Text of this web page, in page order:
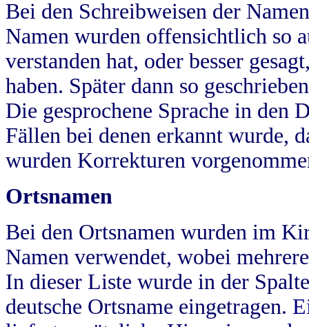
Bei den Schreibweisen der
Namen wurden offensichtlich so
verstanden hat, oder besser
haben. Später dann so
Die gesprochene Sprache in
Fällen bei denen erkannt wurde,
wurden Korrekturen
Ortsnamen
Bei den Ortsnamen wurden im
Namen verwendet, wobei
In dieser Liste wurde in der
deutsche Ortsname eingetragen.